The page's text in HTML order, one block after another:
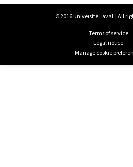
© 2016 Université Laval All
Terms of service
Legal notice
Manage cookie